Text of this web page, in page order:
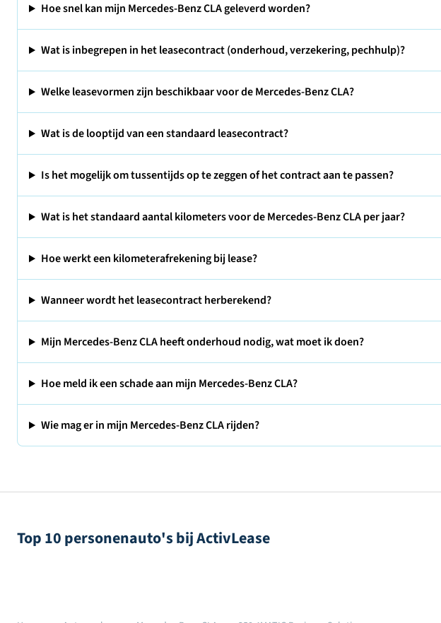
Hoe snel kan mijn Mercedes-Benz CLA geleverd worden?
Wat is inbegrepen in het leasecontract (onderhoud, verzekering, pechhulp)?
Welke leasevormen zijn beschikbaar voor de Mercedes-Benz CLA?
Wat is de looptijd van een standaard leasecontract?
Is het mogelijk om tussentijds op te zeggen of het contract aan te passen?
Wat is het standaard aantal kilometers voor de Mercedes-Benz CLA per jaar?
Hoe werkt een kilometerafrekening bij lease?
Wanneer wordt het leasecontract herberekend?
Mijn Mercedes-Benz CLA heeft onderhoud nodig, wat moet ik doen?
Hoe meld ik een schade aan mijn Mercedes-Benz CLA?
Wie mag er in mijn Mercedes-Benz CLA rijden?
Top 10 personenauto's bij ActivLease